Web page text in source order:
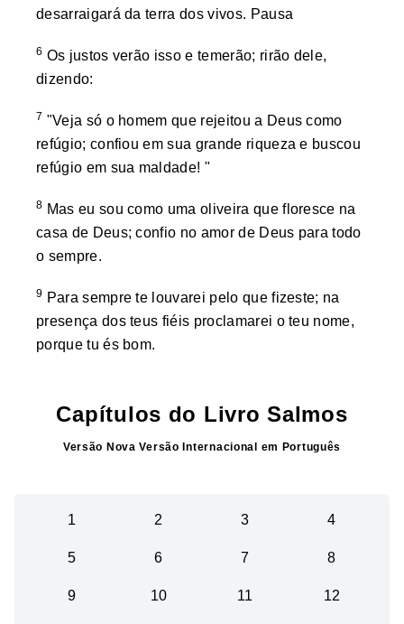
desarraigará da terra dos vivos. Pausa
6 Os justos verão isso e temerão; rirão dele,
dizendo:
7 "Veja só o homem que rejeitou a Deus como
refúgio; confiou em sua grande riqueza e buscou
refúgio em sua maldade! "
8 Mas eu sou como uma oliveira que floresce na
casa de Deus; confio no amor de Deus para todo
o sempre.
9 Para sempre te louvarei pelo que fizeste; na
presença dos teus fiéis proclamarei o teu nome,
porque tu és bom.
Capítulos do LivroSalmos
Versão Nova Versão Internacional em Português
1 2 3 4
5 6 7 8
9 10 11 12